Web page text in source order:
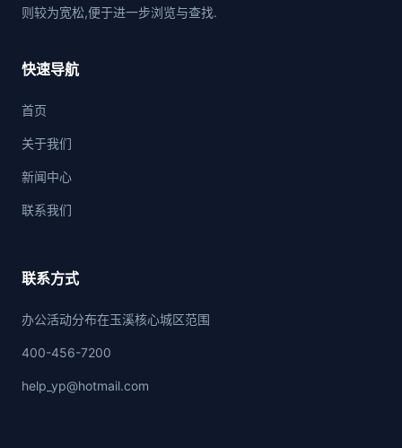
则较为宽松,便于进一步浏览与查找.
快速导航
首页
关于我们
新闻中心
联系我们
联系方式
办公活动分布在玉溪核心城区范围
400-456-7200
help_yp@hotmail.com